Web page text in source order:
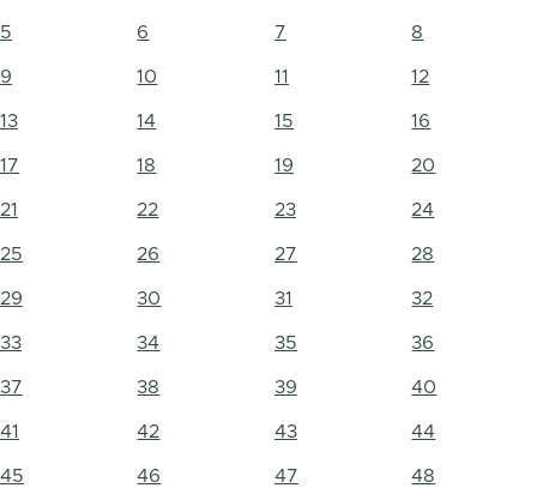
5 6 7 8
9 10 11 12
13 14 15 16
17 18 19 20
21 22 23 24
25 26 27 28
29 30 31 32
33 34 35 36
37 38 39 40
41 42 43 44
45 46 47 48